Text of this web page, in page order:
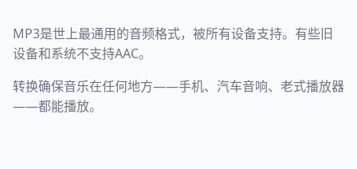
MP3是世上最通用的音频格式，被所有设备支持。有些旧
设备和系统不支持AAC。
转换确保音乐在任何地方——手机、汽车音响、老式播放器
——都能播放。